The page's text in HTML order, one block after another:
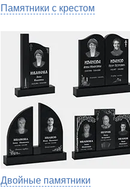
Памятники с крестом
Двойные памятники